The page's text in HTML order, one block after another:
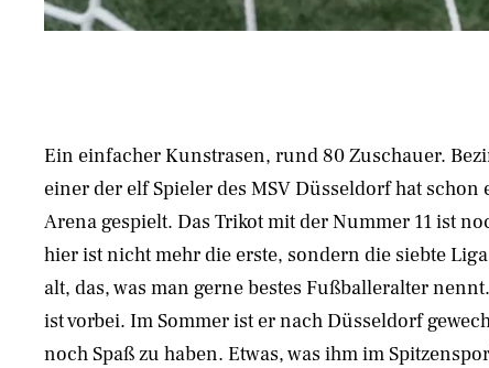
Ein einfacher Kunstrasen, rund 80 Zuschauer.
einer der elf Spieler des MSV Düsseldorf hat
Arena gespielt. Das Trikot mit der Nummer 11 ist
hier ist nicht mehr die erste, sondern die siebte
alt, das, was man gerne bestes Fußballeralter
ist vorbei. Im Sommer ist er nach Düsseldorf
noch Spaß zu haben. Etwas, was ihm im